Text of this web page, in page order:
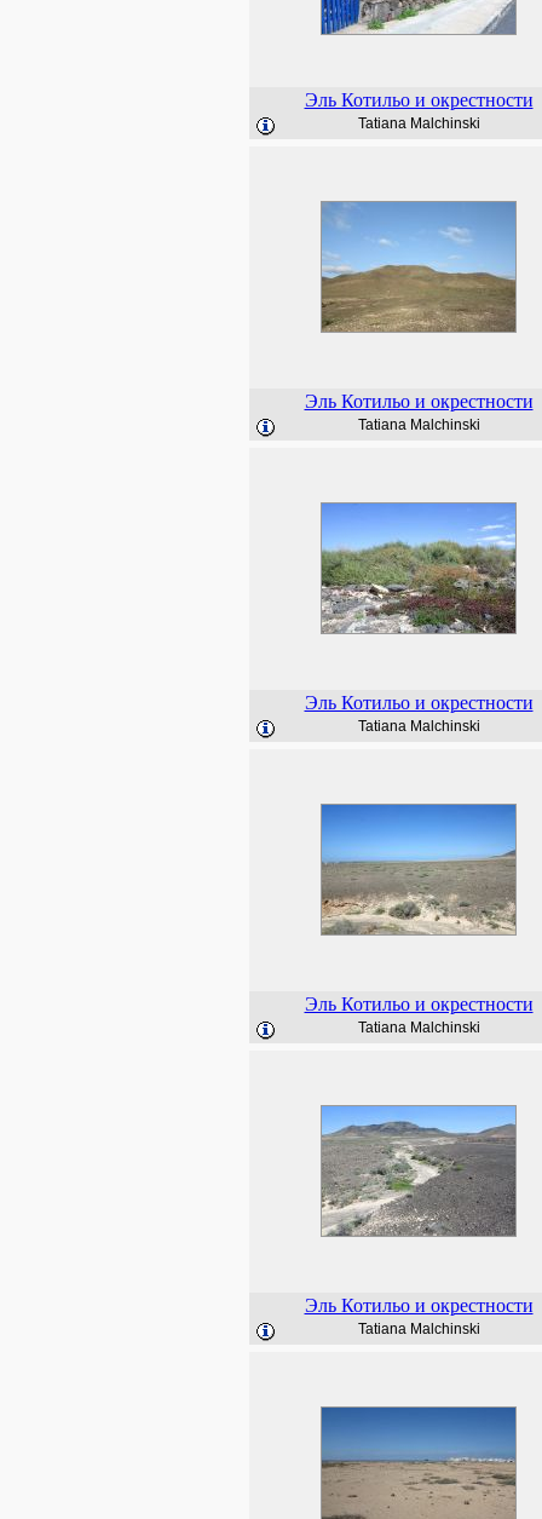
Эль Котильо и окрестности
Tatiana Malchinski
Эль Котильо и окрестности
Tatiana Malchinski
Эль Котильо и окрестности
Tatiana Malchinski
Эль Котильо и окрестности
Tatiana Malchinski
Эль Котильо и окрестности
Tatiana Malchinski